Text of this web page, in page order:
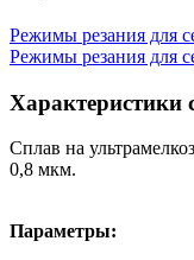
Режимы резания для
Режимы резания для
Характеристики
Сплав на
0,8 мкм.
Параметры: